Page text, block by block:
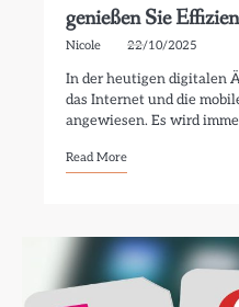
genießen Sie
Nicole 22/10/2025
In der heutigen digitalen
das Internet und die
angewiesen. Es wird
Read More